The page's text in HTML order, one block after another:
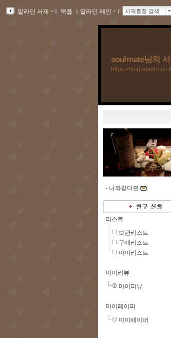
알라딘 서재 ｌ 북플 ｌ 알라딘 메인 ｌ 서재통합 검색
soulmate님의 서
https://
- 나와같다면
리스트
보관리스트
구매리스트
마이리스트
마이리뷰
마이리뷰
마이페이퍼
마이페이퍼